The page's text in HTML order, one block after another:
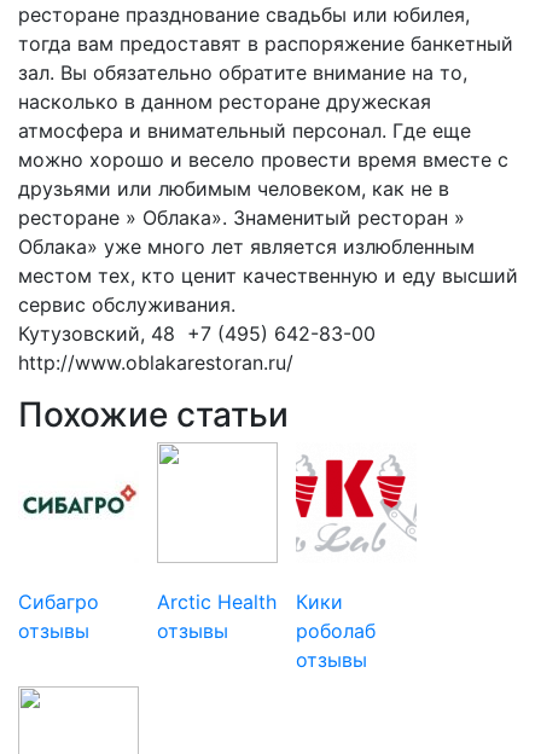
ресторане празднование свадьбы или юбилея,
тогда вам предоставят в распоряжение банкетный
зал. Вы обязательно обратите внимание на то,
насколько в данном ресторане дружеская
атмосфера и внимательный персонал. Где еще
можно хорошо и весело провести время вместе с
друзьями или любимым человеком, как не в
ресторане » Облака». Знаменитый ресторан »
Облака» уже много лет является излюбленным
местом тех, кто ценит качественную и еду высший
сервис обслуживания.
Кутузовский, 48 +7 (495) 642-83-00
http://www.oblakarestoran.ru/
Похожие статьи
Сибагро
отзывы
Arctic Health
отзывы
Кики
роболаб
отзывы